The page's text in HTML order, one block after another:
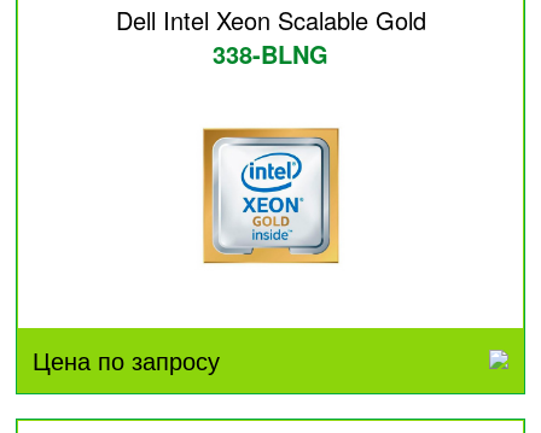
Dell Intel Xeon Scalable Gold
338-BLNG
Цена по запросу